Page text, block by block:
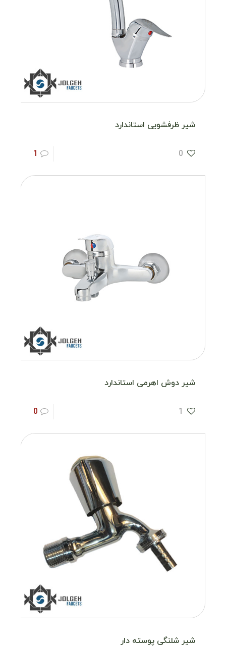
شیر ظرفشویی استاندارد
0
1
شیر دوش اهرمی استاندارد
1
0
شیر شلنگی پوسته دار